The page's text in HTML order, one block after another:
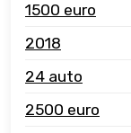
1500 euro
2018
24 auto
2500 euro